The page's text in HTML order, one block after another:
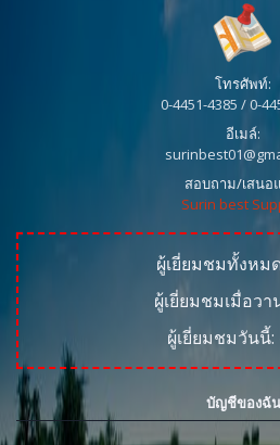
โทรศัพท์:
0-4451-4385 / 0-
อีเมล์:
สอบถาม/เสนอ
Surin best
ผู้เยี่ยมชมทั้งหม
ผู้เยี่ยมชมเมื่อวา
ผู้เยี่ยมชมวันนี้:
บัญชีของฉัน